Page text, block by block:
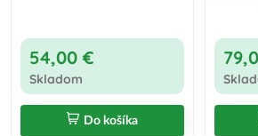
54,00 €
Skladom
Do košíka